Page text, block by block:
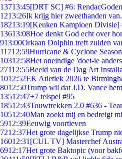
13713:45[DRT SC] #6:
1213:26Ik krijg hier zweethanden van.
18213:19[Keuken Kampioen Divisie]
13613:08Hoe denkt God echt over
913:00Orkaan Dolphin treft zuiden
11712:59Hurricane & Cyclone
10312:58Het oneindige 'doet-ie
27112:55Beeld van de Dag Art
1012:52EK Atletiek 2026 te
8012:50Trump wil dat J.D. Vance
13512:47+7 telspel #95
18512:43Touwtrekken 2.0 #636 -
10512:40Man zoekt mij en bedreigt
5912:39Eeuwig voortleven
7212:37Het grote dagelijkse Trump
16012:31 [CUL TV] Masterchef
6912:17Het grote Baktopic (voor